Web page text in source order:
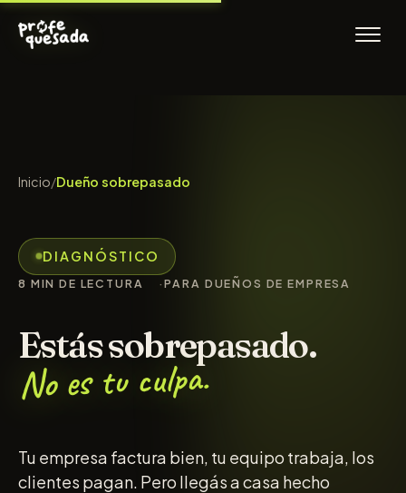
Inicio/Dueño sobrepasado
DIAGNÓSTICO
8 MIN DE LECTURA PARA DUEÑOS DE EMPRESA
Estás sobrepasado.
No es tu culpa.
Tu empresa factura bien, tu equipo trabaja, los
clientes pagan. Pero llegás a casa hecho